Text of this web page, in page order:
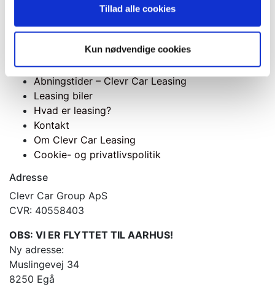
Tillad alle cookies
Kun nødvendige cookies
Menu
Åbningstider – Clevr Car Leasing
Leasing biler
Hvad er leasing?
Kontakt
Om Clevr Car Leasing
Cookie- og privatlivspolitik
Adresse
Clevr Car Group ApS
CVR: 40558403
OBS: VI ER FLYTTET TIL AARHUS!
Ny adresse:
Muslingevej 34
8250 Egå